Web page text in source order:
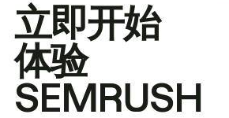
立即开始
体验
SEMRUSH